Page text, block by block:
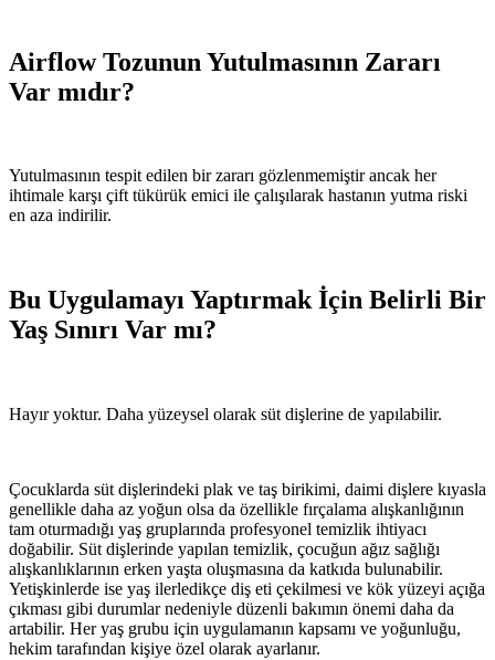
Airflow Tozunun Yutulmasının Zararı
Var mıdır?
Yutulmasının tespit edilen bir zararı gözlenmemiştir ancak her
ihtimale karşı çift tükürük emici ile çalışılarak hastanın yutma riski
en aza indirilir.
Bu Uygulamayı Yaptırmak İçin Belirli Bir
Yaş Sınırı Var mı?
Hayır yoktur. Daha yüzeysel olarak süt dişlerine de yapılabilir.
Çocuklarda süt dişlerindeki plak ve taş birikimi, daimi dişlere kıyasla
genellikle daha az yoğun olsa da özellikle fırçalama alışkanlığının
tam oturmadığı yaş gruplarında profesyonel temizlik ihtiyacı
doğabilir. Süt dişlerinde yapılan temizlik, çocuğun ağız sağlığı
alışkanlıklarının erken yaşta oluşmasına da katkıda bulunabilir.
Yetişkinlerde ise yaş ilerledikçe diş eti çekilmesi ve kök yüzeyi açığa
çıkması gibi durumlar nedeniyle düzenli bakımın önemi daha da
artabilir. Her yaş grubu için uygulamanın kapsamı ve yoğunluğu,
hekim tarafından kişiye özel olarak ayarlanır.